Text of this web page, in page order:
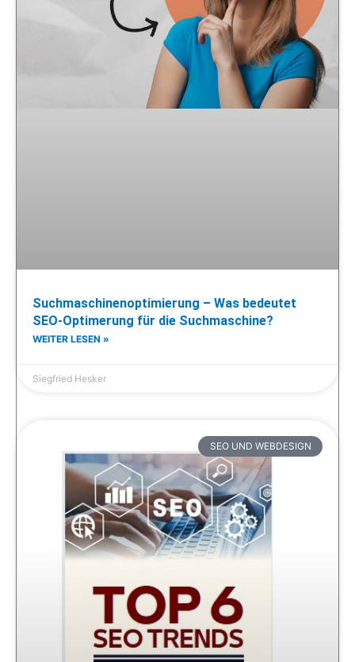
Suchmaschinenoptimierung – Was bedeutet
SEO-Optimerung für die Suchmaschine?
WEITER LESEN »
Siegfried Hesker
SEO UND WEBDESIGN